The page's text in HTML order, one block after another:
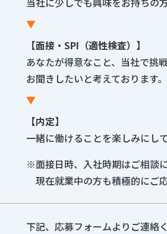
▼
【面接・SPI（適性検査）】
あなたが得意なこと、当社で挑
お聞きしたいと考えております。
▼
【内定】
一緒に働けることを楽しみにして
※面接日時、入社時期はご相談に
現在就業中の方も積極的にご
下記、応募フォームよりご連絡